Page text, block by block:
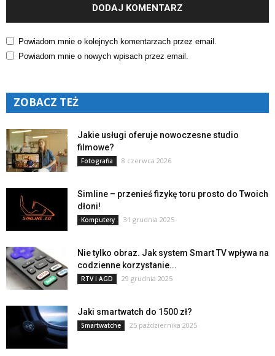
Powiadom mnie o kolejnych komentarzach przez email.
Powiadom mnie o nowych wpisach przez email.
ZOBACZ TEŻ
Jakie usługi oferuje nowoczesne studio
filmowe?
Fotografia 8 czerwca 2026
Simline – przenieś fizykę toru prosto do Twoich
dłoni!
Komputery 31 grudnia 2025
Nie tylko obraz. Jak system Smart TV wpływa na
codzienne korzystanie...
RTV i AGD 29 grudnia 2025
Jaki smartwatch do 1500 zł?
Smartwatche 25 października 2025